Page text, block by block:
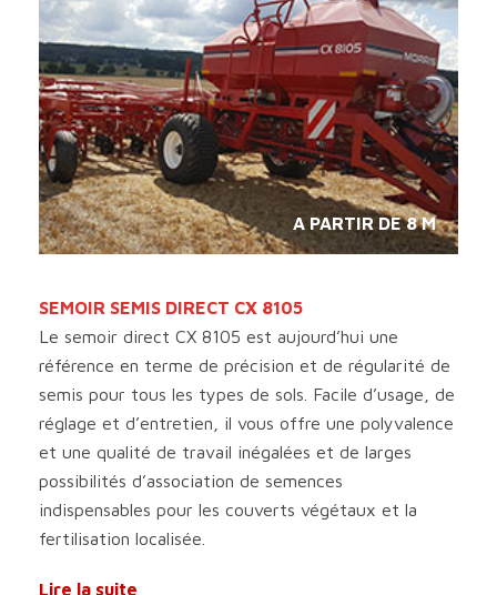
A PARTIR DE 8 M
SEMOIR SEMIS DIRECT CX 8105
Le semoir direct CX 8105 est aujourd’hui une
référence en terme de précision et de régularité de
semis pour tous les types de sols. Facile d’usage, de
réglage et d’entretien, il vous offre une polyvalence
et une qualité de travail inégalées et de larges
possibilités d’association de semences
indispensables pour les couverts végétaux et la
fertilisation localisée.
Lire la suite